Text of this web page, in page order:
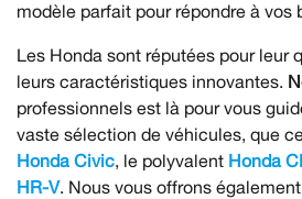
modèle parfait pour répondre à vos
Les Honda sont réputées pour leur
leurs caractéristiques innovantes.
professionnels est là pour vous
vaste sélection de véhicules, que
Honda Civic, le polyvalent Honda
HR-V. Nous vous offrons